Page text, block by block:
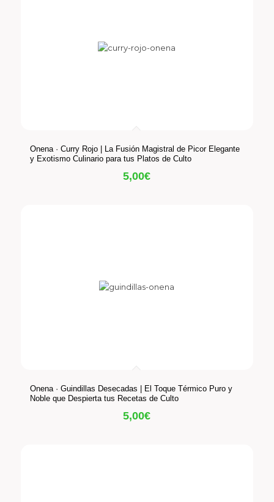
Onena · Curry Rojo | La Fusión Magistral de Picor Elegante
y Exotismo Culinario para tus Platos de Culto
5,00€
Onena · Guindillas Desecadas | El Toque Térmico Puro y
Noble que Despierta tus Recetas de Culto
5,00€